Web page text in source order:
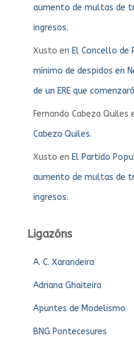
aumento de multas de
ingresos.
Xusto en El Concello de
mínimo de despidos en
de un ERE que
Fernando Cabeza Quiles
Cabeza Quiles.
Xusto en El Partido
aumento de multas de
ingresos.
Ligazóns
A. C. Xarandeira
Adriana Ghaiteira
Apuntes de Modelismo
BNG Pontecesures